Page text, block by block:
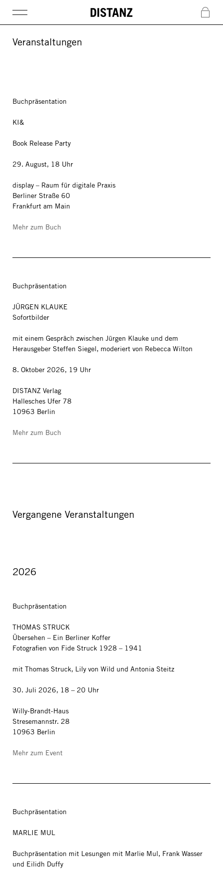
c
Veranstaltungen
Buchpräsentation
KI&
Book Release Party
29. August, 18 Uhr
display – Raum für digitale Praxis
Berliner Straße 60
Frankfurt am Main
Mehr zum Buch
Buchpräsentation
JÜRGEN KLAUKE
Sofortbilder
mit einem Gespräch zwischen Jürgen Klauke und dem
Herausgeber Steffen Siegel, moderiert von Rebecca Wilton
8. Oktober 2026, 19 Uhr
DISTANZ Verlag
Hallesches Ufer 78
10963 Berlin
Mehr zum Buch
Vergangene Veranstaltungen
2026
Buchpräsentation
THOMAS STRUCK
Übersehen – Ein Berliner Koffer
Fotografien von Fide Struck 1928 – 1941
mit Thomas Struck, Lily von Wild und Antonia Steitz
30. Juli 2026, 18 – 20 Uhr
Willy-Brandt-Haus
Stresemannstr. 28
10963 Berlin
Mehr zum Event
Buchpräsentation
MARLIE MUL
Buchpräsentation mit Lesungen mit Marlie Mul, Frank Wasser
und Eilidh Duffy